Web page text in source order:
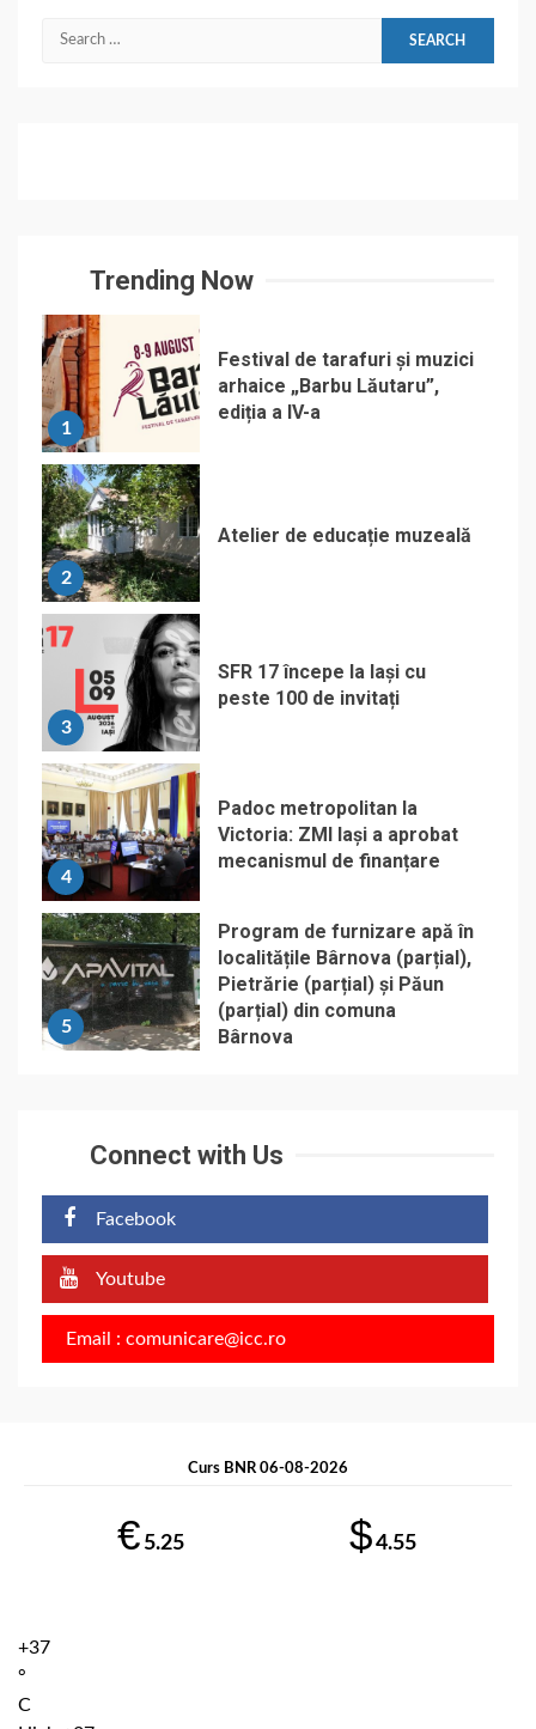
Search
Trending Now
1
Festival de tarafuri și muzici
arhaice „Barbu Lăutaru”,
ediția a IV-a
2
Atelier de educație muzeală
3
SFR 17 începe la Iași cu
peste 100 de invitați
4
Padoc metropolitan la
Victoria: ZMI Iași a aprobat
mecanismul de finanțare
5
Program de furnizare apă în
localitățile Bârnova (parțial),
Pietrărie (parțial) și Păun
(parțial) din comuna
Bârnova
Connect with Us
Facebook
Youtube
Email : comunicare@icc.ro
Curs BNR 06-08-2026
€ 5.25 $4.55
+37
°
C